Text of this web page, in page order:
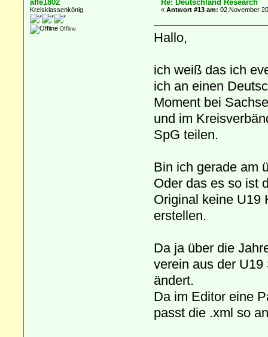
affe1802
Kreisklassenkönig
Offline
Re: Deutschland Research
«Antwort #13 am: 02.November
Hallo,
ich weiß das ich
ich an einen
Moment bei
und im
SpG teilen.
Bin ich gerade am
Oder das es so ist
Original keine U19
erstellen.
Da ja über die
verein aus der
ändert.
Da im Editor eine
passt die .xml so